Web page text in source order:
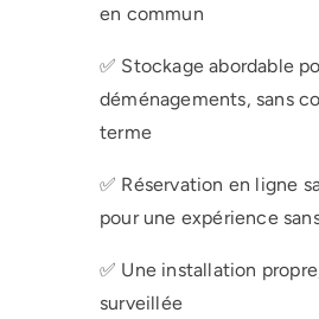
en commun
✅ Stockage abordable
déménagements, sans
terme
✅ Réservation en ligne
pour une expérience
✅ Une installation
surveillée